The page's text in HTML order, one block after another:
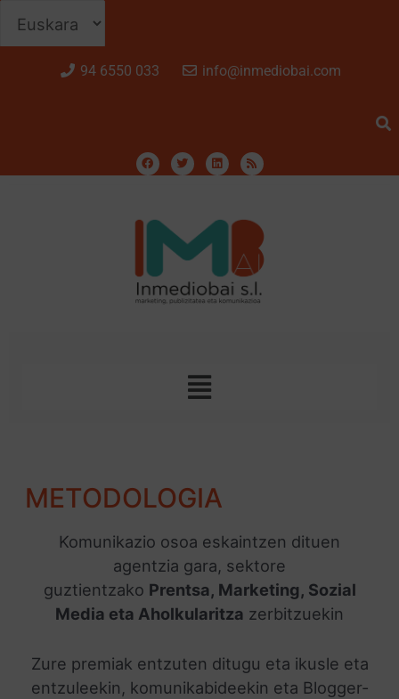
94 6550 033 info@inmediobai.com
METODOLOGIA
Komunikazio osoa eskaintzen dituen
agentzia gara, sektore
guztientzako Prentsa, Marketing, Sozial
Media eta Aholkularitza zerbitzuekin
Zure premiak entzuten ditugu eta ikusle eta
entzuleekin, komunikabideekin eta Blogger-